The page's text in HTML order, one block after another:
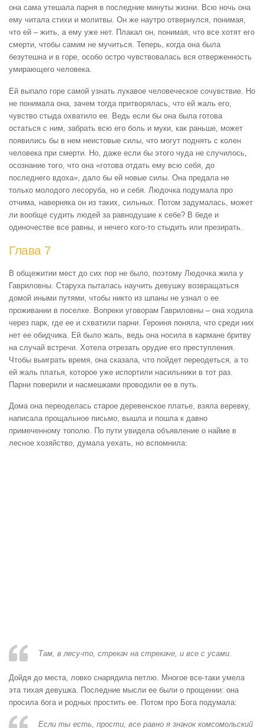
она сама утешала парня в последние минуты жизни. Всю ночь она
ему читала стихи и молитвы. Он же наутро отвернулся, понимая,
что ей – жить, а ему уже нет. Плакал он, понимая, что все хотят его
смерти, чтобы самим не мучиться. Теперь, когда она была
безутешна и в горе, особо остро чувствовалась вся отверженность
умирающего человека.
Ей выпало горе самой узнать лукавое человеческое сочувствие. Но
не понимала она, зачем тогда притворялась, что ей жаль его,
чувство стыда охватило ее. Ведь если бы она была готова
остаться с ним, забрать всю его боль и муки, как раньше, может
появились бы в нем неистовые силы, что могут поднять с колен
человека при смерти. Но, даже если бы этого чуда не случилось,
осознание того, что она «готова отдать ему всю себя, до
последнего вдоха», дало бы ей новые силы. Она предала не
только молодого лесоруба, но и себя. Людочка подумала про
отчима, наверняка он из таких, сильных. Потом задумалась, может
ли вообще судить людей за равнодушие к себе? В беде и
одиночестве все равны, и нечего кого-то стыдить или презирать.
Глава 7
В общежитии мест до сих пор не было, поэтому Людочка жила у
Гавриловны. Старуха пыталась научить девушку возвращаться
домой иными путями, чтобы никто из шпаны не узнал о ее
проживании в поселке. Вопреки уговорам Гавриловны – она ходила
через парк, где ее и схватили парни. Героиня поняла, что среди них
нет ее обидчика. Ей было жаль, ведь она носила в кармане бритву
на случай встречи. Хотела отрезать орудие его преступления.
Чтобы выиграть время, она сказала, что пойдет переодеться, а то
ей жаль платья, которое уже испортили насильники в тот раз.
Парни поверили и насмешками проводили ее в путь.
Дома она переоделась старое деревенское платье, взяла веревку,
написала прощальное письмо, вышла и пошла к давно
примеченному тополю. По пути увидела объявление о найме в
лесное хозяйство, думала уехать, но вспомнила:
Там, в лесу-то, стрекач на стрекаче, и все с усами.
Дойдя до места, ловко снарядила петлю. Многое все-таки умела
эта тихая девушка. Последние мысли ее были о прощении: она
просила бога и родных простить ее. Потом про Бога подумала:
Если ты есть, прости, все равно я значок комсомольский